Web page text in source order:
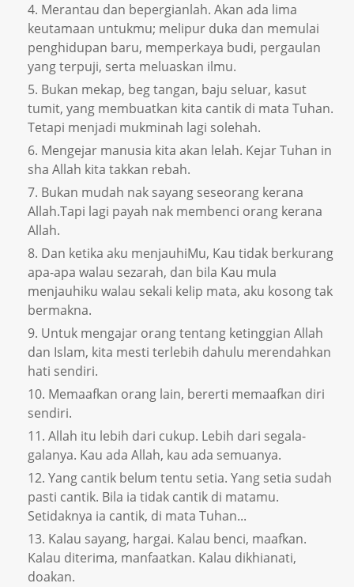
Merantau dan bepergianlah. Akan ada lima
keutamaan untukmu; melipur duka dan memulai
penghidupan baru, memperkaya budi, pergaulan
yang terpuji, serta meluaskan ilmu.
Bukan mekap, beg tangan, baju seluar, kasut
tumit, yang membuatkan kita cantik di mata Tuhan.
Tetapi menjadi mukminah lagi solehah.
Mengejar manusia kita akan lelah. Kejar Tuhan in
sha Allah kita takkan rebah.
Bukan mudah nak sayang seseorang kerana
Allah.Tapi lagi payah nak membenci orang kerana
Allah.
Dan ketika aku menjauhiMu, Kau tidak berkurang
apa-apa walau sezarah, dan bila Kau mula
menjauhiku walau sekali kelip mata, aku kosong tak
bermakna.
Untuk mengajar orang tentang ketinggian Allah
dan Islam, kita mesti terlebih dahulu merendahkan
hati sendiri.
Memaafkan orang lain, bererti memaafkan diri
sendiri.
Allah itu lebih dari cukup. Lebih dari segala-
galanya. Kau ada Allah, kau ada semuanya.
Yang cantik belum tentu setia. Yang setia sudah
pasti cantik. Bila ia tidak cantik di matamu.
Setidaknya ia cantik, di mata Tuhan...
Kalau sayang, hargai. Kalau benci, maafkan.
Kalau diterima, manfaatkan. Kalau dikhianati,
doakan.